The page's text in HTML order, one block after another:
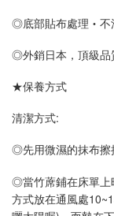
◎底部貼布處理‧不
◎外銷日本，頂級品
★保養方式
清潔方式:
◎先用微濕的抹布擦
◎當竹蓆鋪在床單上
方式放在通風處